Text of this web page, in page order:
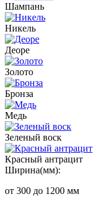
Шампань
Никель
Деоре
Золото
Бронза
Медь
Зеленый воск
Красный антрацит
Ширина(мм):
от 300 до 1200 мм